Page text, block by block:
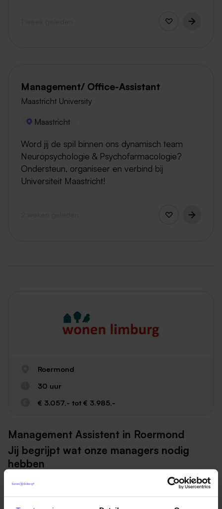
Management/ Office-Assistant
Maastricht University
Maastricht
Word jij de spil binnen ons dynamisch team
Neuropsychologie & Psychofarmacologie?
Ondersteun, organiseer en verbind bij
Universiteit Maastricht!
Roermond
30 uur
€ 3.057,- tot € 3.985,-
Management Assistent in Roermond
Jij begrijpt wat onze managers nodig
hebben
Je ondersteunt voornamelijk de teams Publieke
Waarde en Strategie en bent onderdeel van het